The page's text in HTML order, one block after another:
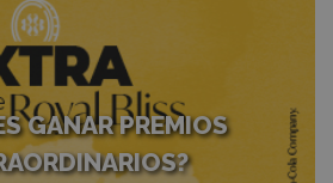
GANAR PREMIOS